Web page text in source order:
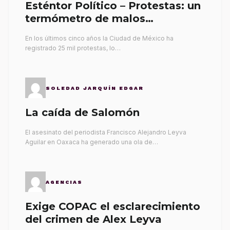
Esténtor Político – Protestas: un
termómetro de malos
En los últimos cinco años la Ciudad de México ha
registrado 25 mil protestas, lo…
SOLEDAD JARQUÍN EDGAR
La caída de Salomón
El asesinato del periodista Francisco Alejandro Leyva
Aguilar en Oaxaca ha generado una ola de…
AGENCIAS
Exige COPAC el esclarecimiento
del crimen de Alex Leyva